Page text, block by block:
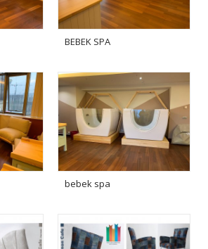
BEBEK SPA
bebek spa